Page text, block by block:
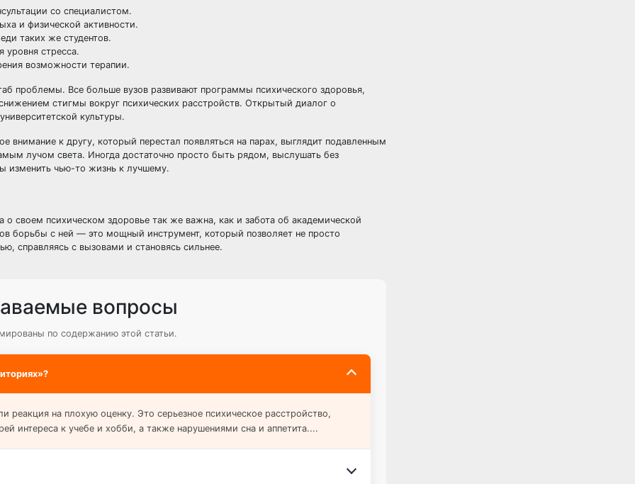
со специалистом.
и физической активности.
таких же студентов.
уровня стресса.
возможности терапии.
проблемы. Все больше вузов развивают программы психического здоровья,
стигмы вокруг психических расстройств. Открытый диалог о
культуры.
к другу, который перестал появляться на парах, выглядит подавленным
лучом света. Иногда достаточно просто быть рядом, выслушать без
изменить чью-то жизнь к лучшему.
своем психическом здоровье так же важна, как и забота об академической
борьбы с ней — это мощный инструмент, который позволяет не просто
справляясь с вызовами и становясь сильнее.
вопросы
по содержанию этой статьи.
реакция на плохую оценку. Это серьезное психическое расстройство,
интереса к учебе и хобби, а также нарушениями сна и аппетита....